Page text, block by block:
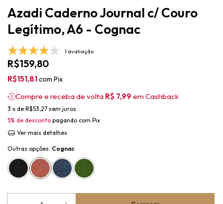
Azadi Caderno Journal c/ Couro
Legítimo, A6 - Cognac
1 avaliação
R$159,80
R$151,81com Pix
Compre e receba de volta R$ 7,99 em Cashback
3 x de R$53,27 sem juros
5% de desconto pagando com Pix
Ver mais detalhes
Outras opções: Cognac